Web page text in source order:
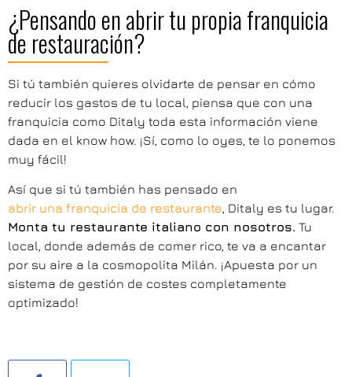
¿Pensando en abrir tu propia franquicia
de restauración?
Si tú también quieres olvidarte de pensar en cómo
reducir los gastos de tu local, piensa que con una
franquicia como Ditaly toda esta información viene
dada en el know how. ¡Sí, como lo oyes, te lo ponemos
muy fácil!
Así que si tú también has pensado en
abrir una franquicia de restaurante, Ditaly es tu lugar.
Monta tu restaurante italiano con nosotros. Tu
local, donde además de comer rico, te va a encantar
por su aire a la cosmopolita Milán. ¡Apuesta por un
sistema de gestión de costes completamente
optimizado!